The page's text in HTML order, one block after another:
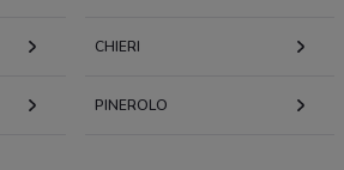
CHIERI
PINEROLO